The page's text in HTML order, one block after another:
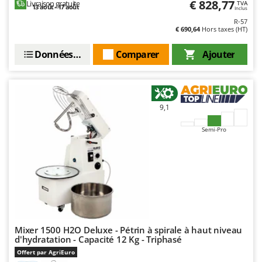
Resto Italia
Ritter
Robomow
Rossofuoco
Rover Pompe
Royal Food
Ryobi
S.T.P.
Santos
Sbaraglia
Schnitzer
Livraison gratuite
13 août - 17 août € 828,77 TVA
Inclus
R-57
€ 690,64Hors taxes (HT)
Ajouter
Comparer
Données techniques
9,1
Semi-Pro
Mixer 1500 H2O Deluxe - Pétrin à spirale à haut niveau
d'hydratation - Capacité 12 Kg - Triphasé
Offert par AgriEuro